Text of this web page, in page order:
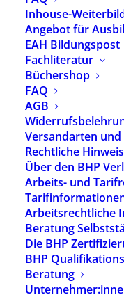
Inhouse-
Angebot für
EAH Bildungspost
Fachliteratur
Büchershop
FAQ
AGB
Versandarten
Rechtliche
Über den BHP
Arbeits- und
Arbeitsrechtliche
Beratung
Die BHP
BHP
Beratung
zwischen
und in
Die
wesentliche Ziele
unterstützen und
Dimension
darzustellen sowie
Heilpädagogin/
Öffentlichkeit
Zielgruppe
Zielgruppe der
Heilpädagoginnen
unterschiedlichen
Positionen tätig
Leitungsfunktion,